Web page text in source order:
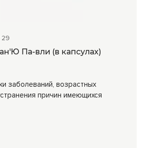
29
Па-вли (в капсулах)
заболеваний, возрастных
причин имеющихся